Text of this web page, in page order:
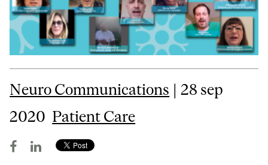
Neuro Communications | 28 sep
2020 Patient Care